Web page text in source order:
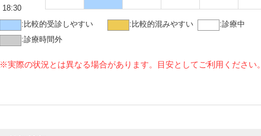
18:30
: 比較的受診しやすい : 比較的混みやすい :診療中
:診療時間外
※実際の状況とは異なる場合があります。目安としてご利用ください。